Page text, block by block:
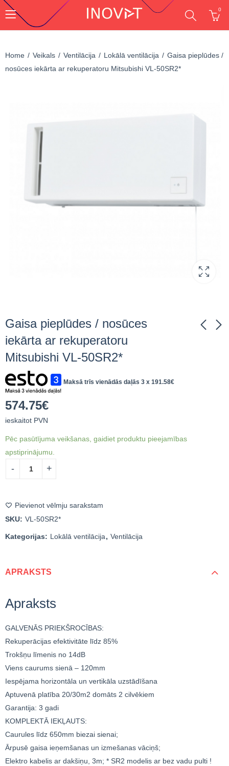
0
Home Veikals Ventilācija Lokālā ventilācija
Gaisa pieplūdes /
nosūces iekārta ar rekuperatoru Mitsubishi VL-50SR2*
Gaisa pieplūdes / nosūces
iekārta ar rekuperatoru
Mitsubishi VL-50SR2*
rekuperatoru
526.35€ieskaitot
TRYDAN PRO
3,103.65
Maksā trīs vienādās daļās 3 x 191.58€
574.75€
ieskaitot PVN
Pēc pasūtījuma veikšanas, gaidiet produktu pieejamības
apstiprinājumu.
Pievienot vēlmju sarakstam
SKU: VL-50SR2*
Kategorijas: Lokālā ventilācija, Ventilācija
APRAKSTS
Apraksts
GALVENĀS PRIEKŠROCĪBAS:
Rekuperācijas efektivitāte līdz 85%
Trokšņu līmenis no 14dB
Viens caurums sienā – 120mm
Iespējama horizontāla un vertikāla uzstādīšana
Aptuvenā platība 20/30m2 domāts 2 cilvēkiem
Garantija: 3 gadi
KOMPLEKTĀ IEKĻAUTS:
Caurules līdz 650mm biezai sienai;
Ārpusē gaisa ieņemšanas un izmešanas vāciņš;
Elektro kabelis ar dakšiņu, 3m; * SR2 modelis ar bez vadu pulti !